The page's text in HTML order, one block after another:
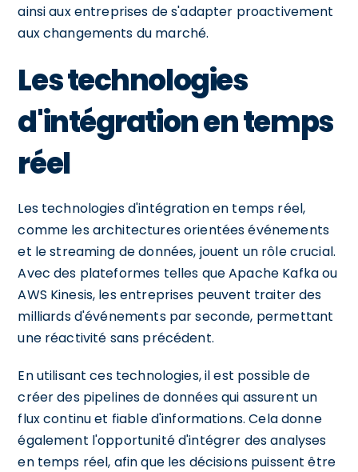
ainsi aux entreprises de s'adapter proactivement
aux changements du marché.
Les technologies
d'intégration en temps
réel
Les technologies d'intégration en temps réel,
comme les architectures orientées événements
et le streaming de données, jouent un rôle crucial.
Avec des plateformes telles que Apache Kafka ou
AWS Kinesis, les entreprises peuvent traiter des
milliards d'événements par seconde, permettant
une réactivité sans précédent.
En utilisant ces technologies, il est possible de
créer des pipelines de données qui assurent un
flux continu et fiable d'informations. Cela donne
également l'opportunité d'intégrer des analyses
en temps réel, afin que les décisions puissent être